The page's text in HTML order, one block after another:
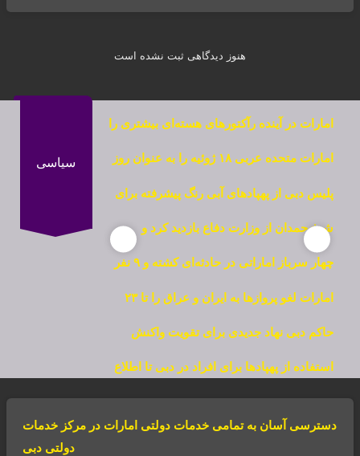
هنوز دیدگاهی ثبت نشده است
سیاسی
امارات در آینده رآکتورهای هسته‌ای بیشتری را
امارات متحده عربی ۱۸ ژوئیه را به عنوان روز
پلیس دبی از پهپادهای آبی رنگ پیشرفته برای
شیخ حمدان از وزارت دفاع بازدید کرد و
عملیات و ابتکارات جدید آن را بررسی کرد
چهار سرباز اماراتی در حادثه‌ای کشته و ۹ نفر
امارات لغو پروازها به ایران و عراق را تا ۲۳
حاکم دبی نهاد جدیدی برای تقویت واکنش
کرد
استفاده از پهپادها برای افراد در دبی تا اطلاع
دسترسی آسان به تمامی خدمات دولتی امارات در مرکز خدمات
دولتی دبی